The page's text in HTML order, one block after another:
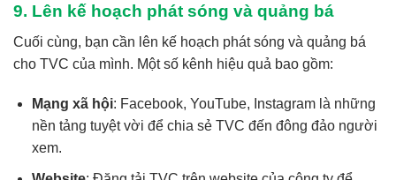
9. Lên kế hoạch phát sóng và quảng bá
Cuối cùng, bạn cần lên kế hoạch phát sóng và quảng bá
cho TVC của mình. Một số kênh hiệu quả bao gồm:
Mạng xã hội: Facebook, YouTube, Instagram là những
nền tảng tuyệt vời để chia sẻ TVC đến đông đảo người
xem.